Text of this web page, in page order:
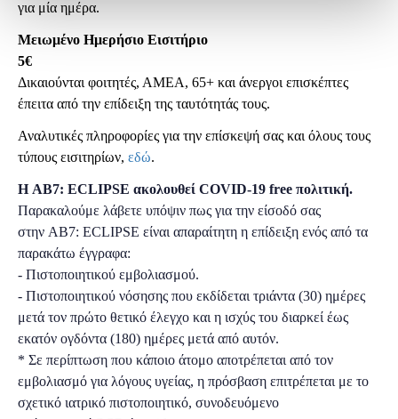
για μία ημέρα.
Μειωμένο Ημερήσιο Εισιτήριο
5€
Δικαιούνται φοιτητές, ΑΜΕΑ, 65+ και άνεργοι επισκέπτες
έπειτα από την επίδειξη της ταυτότητάς τους.
Αναλυτικές πληροφορίες για την επίσκεψή σας και όλους τους
τύπους εισιτηρίων, εδώ.
Η AB7: ECLIPSE ακολουθεί COVID-19 free πολιτική.
Παρακαλούμε λάβετε υπόψιν πως για την είσοδό σας
στην AB7: ECLIPSE είναι απαραίτητη η επίδειξη ενός από τα
παρακάτω έγγραφα:
- Πιστοποιητικού εμβολιασμού.
- Πιστοποιητικού νόσησης που εκδίδεται τριάντα (30) ημέρες
μετά τον πρώτο θετικό έλεγχο και η ισχύς του διαρκεί έως
εκατόν ογδόντα (180) ημέρες μετά από αυτόν.
* Σε περίπτωση που κάποιο άτομο αποτρέπεται από τον
εμβολιασμό για λόγους υγείας, η πρόσβαση επιτρέπεται με το
σχετικό ιατρικό πιστοποιητικό, συνοδευόμενο